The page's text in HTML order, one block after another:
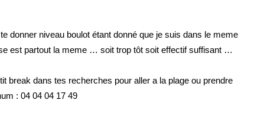
donner niveau boulot étant donné que je suis dans le meme
est partout la meme … soit trop tôt soit effectif suffisant …
break dans tes recherches pour aller a la plage ou prendre
: 04 04 04 17 49